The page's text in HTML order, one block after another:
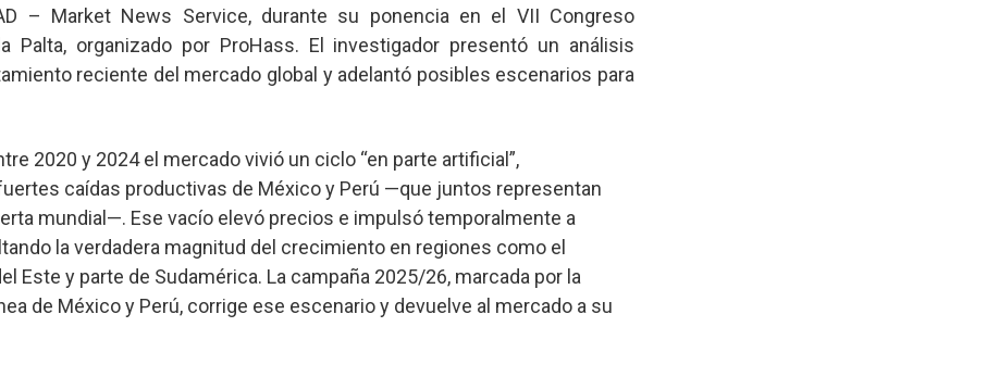
– Market News Service, durante su ponencia en el VII Congreso
Palta, organizado por ProHass. El investigador presentó un análisis
reciente del mercado global y adelantó posibles escenarios para
2020 y 2024 el mercado vivió un ciclo “en parte artificial”,
caídas productivas de México y Perú —que juntos representan
mundial—. Ese vacío elevó precios e impulsó temporalmente a
la verdadera magnitud del crecimiento en regiones como el
Este y parte de Sudamérica. La campaña 2025/26, marcada por la
de México y Perú, corrige ese escenario y devuelve al mercado a su